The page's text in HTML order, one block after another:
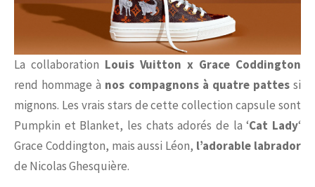
La collaboration Louis Vuitton x Grace Coddington
rend hommage à nos compagnons à quatre pattessi
mignons. Les vrais stars de cette collection capsule sont
Pumpkin et Blanket, les chats adorés de la ‘Cat Lady‘
Grace Coddington, mais aussi Léon, l’adorable labrador
de Nicolas Ghesquière.